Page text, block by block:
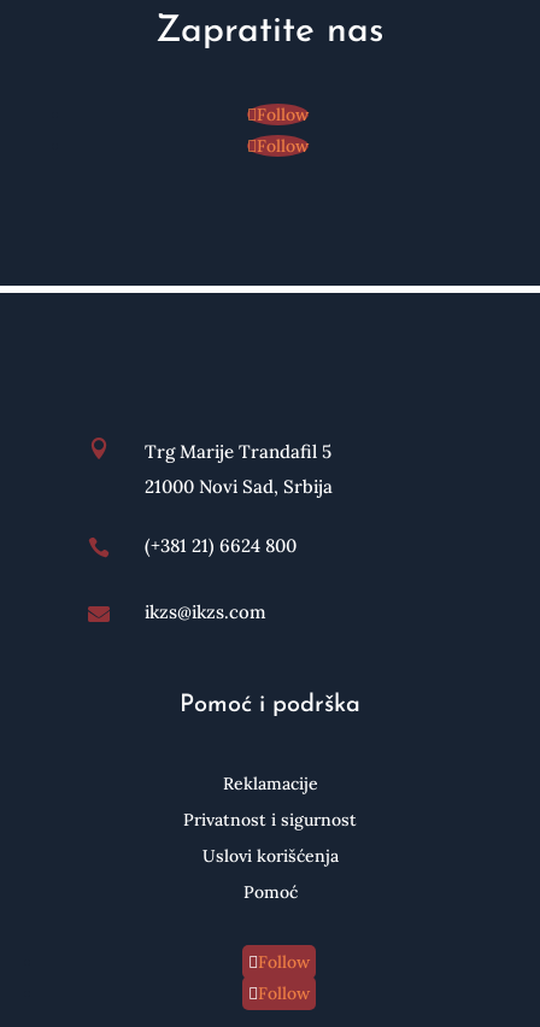
Zapratite nas
Follow
Follow

Trg Marije Trandafil 5
21000 Novi Sad, Srbija
 (+381 21) 6624 800
 ikzs@ikzs.com
Pomoć i podrška
Reklamacije
Privatnost i sigurnost
Uslovi korišćenja
Pomoć
Follow
Follow